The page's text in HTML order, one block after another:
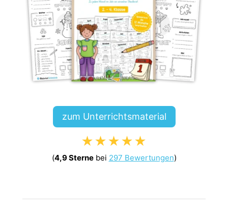
zum Unterrichtsmaterial
★★★★★
(4,9 Sternebei 297 Bewertungen)